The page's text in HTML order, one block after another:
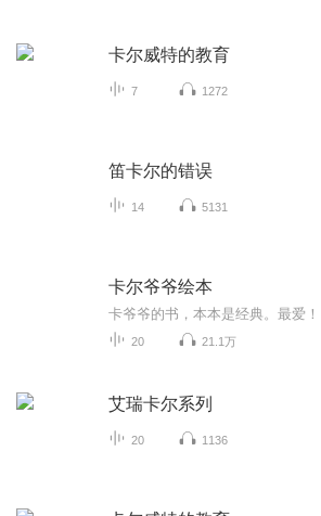
卡尔威特的教育
7 1272
笛卡尔的错误
14 5131
卡尔爷爷绘本
卡爷爷的书，本本是经典。最爱！
20 21.1万
艾瑞卡尔系列
20 1136